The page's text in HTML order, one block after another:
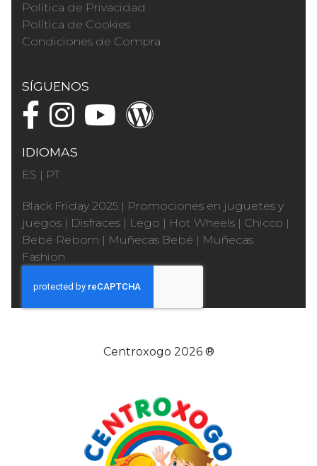
Política de Privacidad
Política de Cookies
Condiciones de Compra
SÍGUENOS
IDIOMAS
ES | PT
Black Friday 2025 | Promociones en juguetes y
juegos | Disfraces | Lego | Hot Wheels | Chicco |
Bebé Reborn | Muñecas Bebé | Muñecas
Fashion
Centroxogo 2026 ®